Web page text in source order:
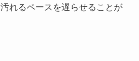
れるペースを遅らせることが